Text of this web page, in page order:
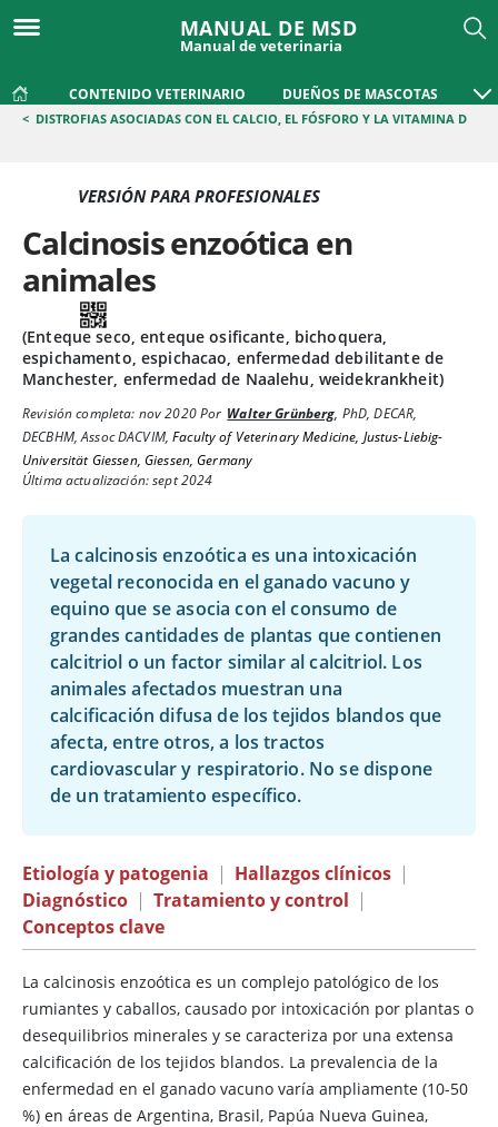
MANUAL DE MSD
Manual de veterinaria
CONTENIDO VETERINARIO DUEÑOS DE MASCOTAS
< DISTROFIAS ASOCIADAS CON EL CALCIO, EL FÓSFORO Y LA VITAMINA D
VERSIÓN PARA PROFESIONALES
Calcinosis enzoótica en
animales
(Enteque seco, enteque osificante, bichoquera,
espichamento, espichacao, enfermedad debilitante de
Manchester, enfermedad de Naalehu, weidekrankheit)
Revisión completa: nov 2020Por Walter Grünberg, PhD, DECAR,
DECBHM, Assoc DACVIM,Faculty of Veterinary Medicine, Justus-Liebig-
Universität Giessen, Giessen, Germany
Última actualización: sept 2024
La calcinosis enzoótica es una intoxicación
vegetal reconocida en el ganado vacuno y
equino que se asocia con el consumo de
grandes cantidades de plantas que contienen
calcitriol o un factor similar al calcitriol. Los
animales afectados muestran una
calcificación difusa de los tejidos blandos que
afecta, entre otros, a los tractos
cardiovascular y respiratorio. No se dispone
de un tratamiento específico.
Etiología y patogenia | Hallazgos clínicos |
Diagnóstico | Tratamiento y control |
Conceptos clave
La calcinosis enzoótica es un complejo patológico de los
rumiantes y caballos, causado por intoxicación por plantas o
desequilibrios minerales y se caracteriza por una extensa
calcificación de los tejidos blandos. La prevalencia de la
enfermedad en el ganado vacuno varía ampliamente (10-50
%) en áreas de Argentina, Brasil, Papúa Nueva Guinea,